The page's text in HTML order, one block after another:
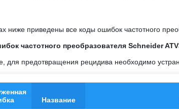
ниже приведены все коды ошибок частотного
частотного преобразователя Schneider
для предотвращения рецидива необходимо
Название